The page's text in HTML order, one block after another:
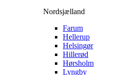
Nordsjælland
Farum
Hellerup
Helsingør
Hillerød
Hørsholm
Lyngby